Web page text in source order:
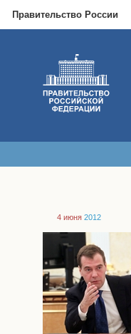
Правительство России
4 июня 2012